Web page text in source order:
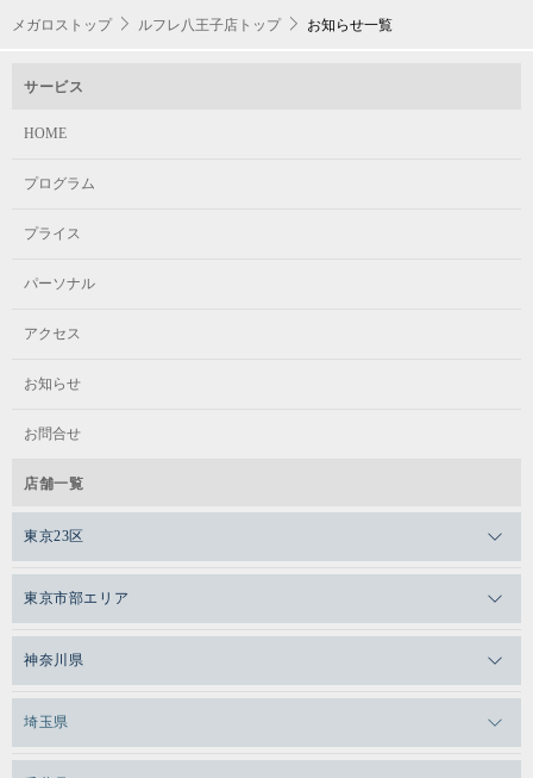
メガロストップ ルフレ八王子店トップ お知らせ一覧
サービス
HOME
プログラム
プライス
パーソナル
アクセス
お知らせ
お問合せ
店舗一覧
東京23区
メガロスルフレ恵比寿
メガロス日比谷シャンテ
東京市部エリア
メガロス三鷹
メガロスルフレ三鷹
神奈川県
メガロス上永谷
埼玉県